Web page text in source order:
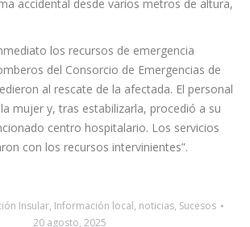
accidental desde varios metros de altura,
los recursos de emergencia
del Consorcio de Emergencias de
al rescate de la afectada. El personal
mujer y, tras estabilizarla, procedió a su
centro hospitalario. Los servicios
con los recursos intervinientes”.
Insular, Información local, noticias, Sucesos
20 agosto, 2025